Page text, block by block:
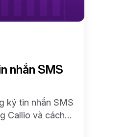
nhắn SMS
ký tin nhắn SMS
Callio và cách
đăng ký. Hiểu